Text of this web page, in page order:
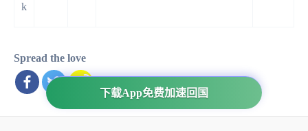
k
Spread the love
下载App免费加速回国